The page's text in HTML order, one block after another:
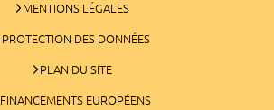
MENTIONS LÉGALES
PROTECTION DES DONNÉES
PLAN DU SITE
FINANCEMENTS EUROPÉENS